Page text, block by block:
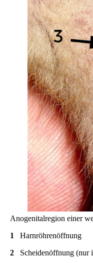
Anogenitalregion einer
1
Harnröhrenöffnung
2 Scheidenöffnung (nur